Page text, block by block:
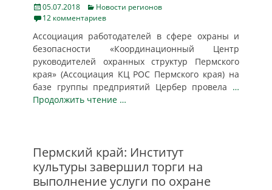
Posted
on
05.07.2018 Categories
Новости регионов
12 комментариев
Ассоциация работодателей в сфере охраны и
безопасности «Координационный Центр
руководителей охранных структур Пермского
края» (Ассоциация КЦ РОС Пермского края) на
базе группы предприятий Цербер провела …
Продолжить чтение …
Пермский край: Институт
культуры завершил торги на
выполнение услуги по охране